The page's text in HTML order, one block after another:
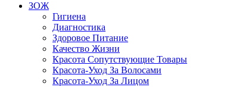
ЗОЖ
Гигиена
Диагностика
Здоровое Питание
Качество Жизни
Красота Сопутствующие Товары
Красота-Уход За Волосами
Красота-Уход За Лицом